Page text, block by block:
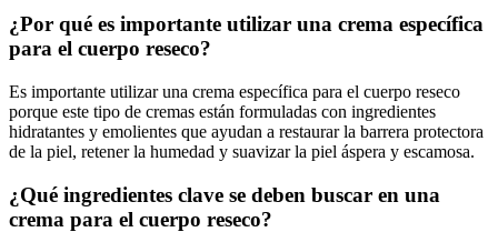
¿Por qué es importante utilizar una crema específica
para el cuerpo reseco?
Es importante utilizar una crema específica para el cuerpo reseco
porque este tipo de cremas están formuladas con ingredientes
hidratantes y emolientes que ayudan a restaurar la barrera protectora
de la piel, retener la humedad y suavizar la piel áspera y escamosa.
¿Qué ingredientes clave se deben buscar en una
crema para el cuerpo reseco?